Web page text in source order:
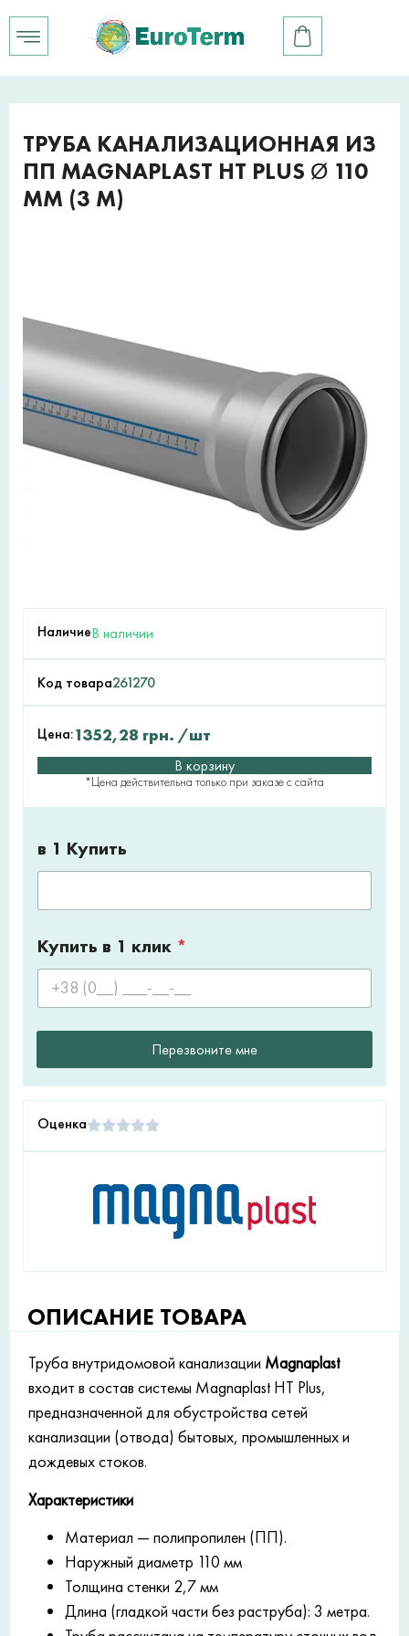
ТРУБА КАНАЛИЗАЦИОННАЯ ИЗ
ПП MAGNAPLAST HT PLUS Ø 110
ММ (3 М)
НаличиеВ наличии
Код товара261270
Цена:1352,28 грн. /шт
В корзину
*Цена действительна только при заказе с сайта
в 1 Купить
Купить в 1 клик *
Перезвоните мне
Оценка
ОПИСАНИЕ ТОВАРА
Труба внутридомовой канализации Magnaplast
входит в состав системы Magnaplast HT Plus,
предназначенной для обустройства сетей
канализации (отвода) бытовых, промышленных и
дождевых стоков.
Характеристики
Материал — полипропилен (ПП).
Наружный диаметр 110 мм
Толщина стенки 2,7 мм
Длина (гладкой части без раструба): 3 метра.